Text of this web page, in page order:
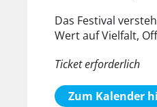
Das Festival
Wert auf Vielfalt,
Ticket erforderlich
Zum Kalender